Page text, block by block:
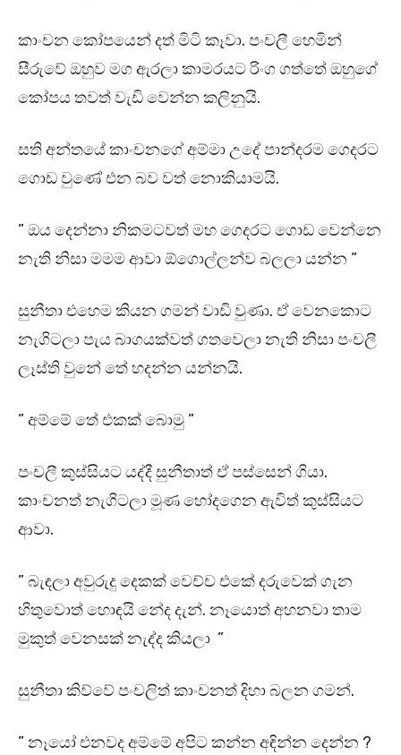
කාංචන කෝපයෙන් දත් මිටි කෑවා. පංචලී හෙමින්
සීරුවේ ඔහුව මග ඇරලා කාමරයට රිංග ගත්තේ ඔහුගේ
කෝපය තවත් වැඩි වෙන්න කලිනුයි.
සති අන්තයේ කාංචනගේ අම්මා උදේ පාන්දරම ගෙදරට
ගොඩ වුණේ එන බව වත් නොකියාමයි.
” ඔය දෙන්නා නිකමටවත් මහ ගෙදරට ගොඩ වෙන්නෙ
නැති නිසා මමම ආවා ඕගොල්ලන්ව බලලා යන්න ”
සුනීතා එහෙම කියන ගමන් වාඩි වුණා. ඒ වෙනකොට
නැගිටලා පැය බාගයක්වත් ගතවෙලා නැති නිසා පංචලී
ලෑස්ති වුනේ තේ හදන්න යන්නයි.
” අම්මේ තේ එකක් බොමු ”
පංචලී කුස්සියට යද්දී සුනීතාත් ඒ පස්සෙන් ගියා.
කාංචනත් නැගිටලා මූණ හෝදගෙන ඇවිත් කුස්සියට
ආවා.
” බැඳලා අවුරුදු දෙකක් වෙච්ච එකේ දරුවෙක් ගැන
හිතුවොත් හොඳයි නේද දැන්. නෑයොත් අහනවා තාම
මුකුත් වෙනසක් නැද්ද කියලා ”
සුනීතා කිව්වේ පංචලිත් කාංචනත් දිහා බලන ගමන්.
” නෑයෝ එනවද අම්මේ අපිට කන්න අඳින්න දෙන්න ?